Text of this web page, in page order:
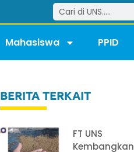
Mahasiswa PPID
BERITA TERKAIT
FT UNS
Kembangkan